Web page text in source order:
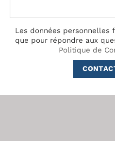
Les données personnelles
que pour répondre aux
Politique de